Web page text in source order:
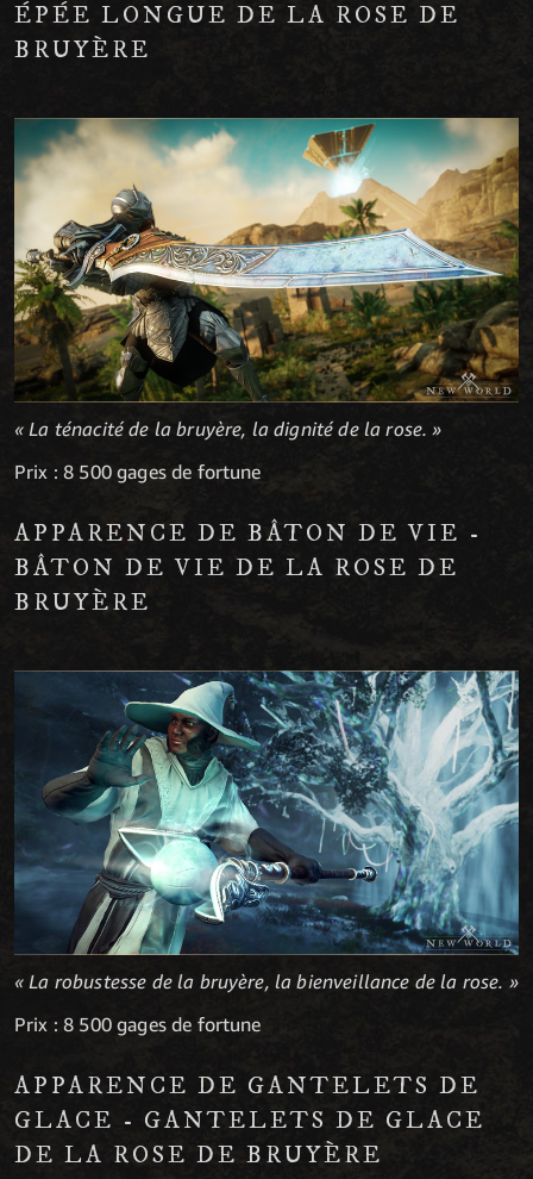
ÉPÉE LONGUE DE LA ROSE DE
BRUYÈRE
« La ténacité de la bruyère, la dignité de la rose. »
Prix : 8 500 gages de fortune
APPARENCE DE BÂTON DE VIE -
BÂTON DE VIE DE LA ROSE DE
BRUYÈRE
« La robustesse de la bruyère, la bienveillance de la rose. »
Prix : 8 500 gages de fortune
APPARENCE DE GANTELETS DE
GLACE - GANTELETS DE GLACE
DE LA ROSE DE BRUYÈRE